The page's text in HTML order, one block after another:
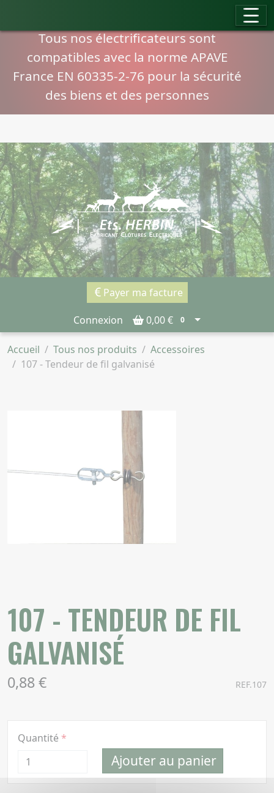
Tous nos électrificateurs sont
compatibles avec la norme APAVE
France EN 60335-2-76 pour la sécurité
des biens et des personnes
Payer ma facture
Connexion 0,00 € 0
Accueil Tous nos produits
Accessoires
107 - Tendeur de fil galvanisé
107 - TENDEUR DE FIL
GALVANISÉ
0,88 € REF.107
Quantité
Ajouter au panier